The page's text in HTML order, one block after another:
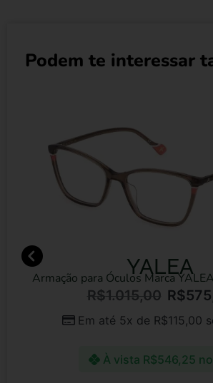
Podem te interessar
YALEA
Armação para Óculos Marca YALEA –
1.015,00 R$575,00
Em até 5x deR$115,00sem
À vista R$546,25 no Pix